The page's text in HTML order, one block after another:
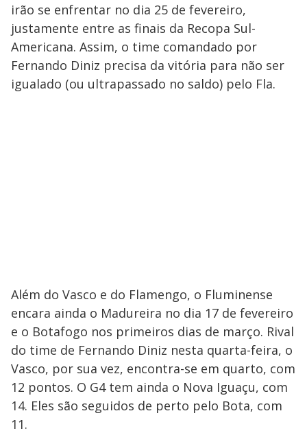
irão se enfrentar no dia 25 de fevereiro,
justamente entre as finais da Recopa Sul-
Americana. Assim, o time comandado por
Fernando Diniz precisa da vitória para não ser
igualado (ou ultrapassado no saldo) pelo Fla.
Além do Vasco e do Flamengo, o Fluminense
encara ainda o Madureira no dia 17 de fevereiro
e o Botafogo nos primeiros dias de março. Rival
do time de Fernando Diniz nesta quarta-feira, o
Vasco, por sua vez, encontra-se em quarto, com
12 pontos. O G4 tem ainda o Nova Iguaçu, com
14. Eles são seguidos de perto pelo Bota, com
11.